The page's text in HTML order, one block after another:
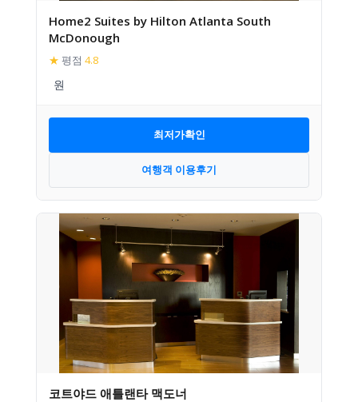
Home2 Suites by Hilton Atlanta South
McDonough
★ 평점 4.8
최저가확인
여행객 이용후기
코트야드 애틀랜타 맥도너